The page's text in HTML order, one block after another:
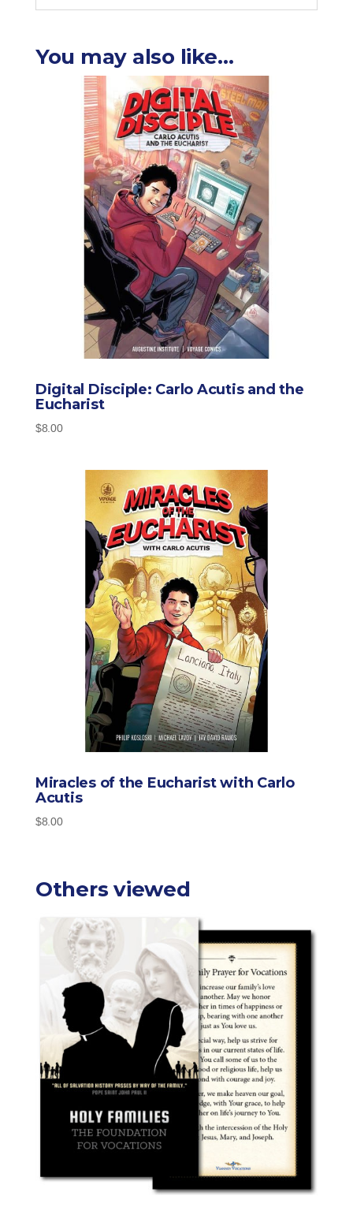
You may also like…
Digital Disciple: Carlo Acutis and the
Eucharist
$8.00
Miracles of the Eucharist with Carlo
Acutis
$8.00
Others viewed